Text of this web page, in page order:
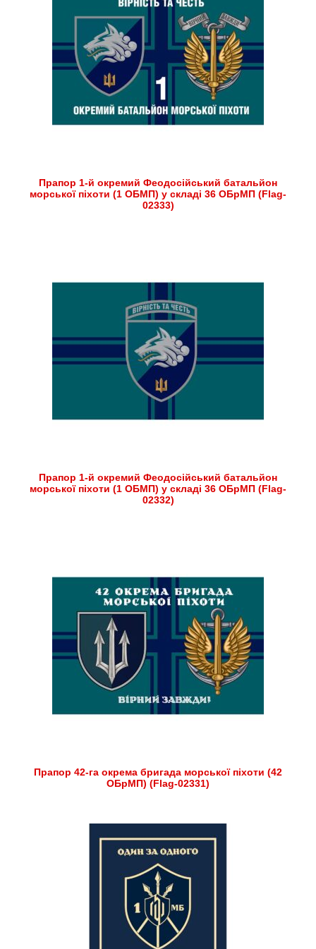
Прапор 1-й окремий Феодосійський батальйон
морської піхоти (1 ОБМП) у складі 36 ОБрМП (Flag-
02333)
Прапор 1-й окремий Феодосійський батальйон
морської піхоти (1 ОБМП) у складі 36 ОБрМП (Flag-
02332)
Прапор 42-га окрема бригада морської піхоти (42
ОБрМП) (Flag-02331)